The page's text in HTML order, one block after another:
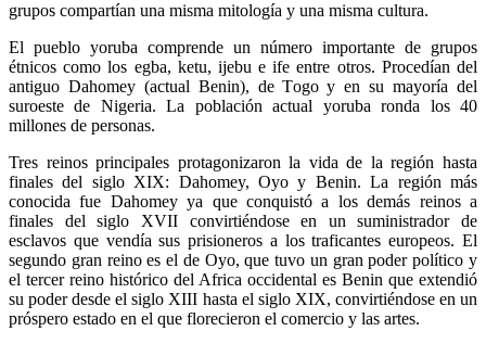
grupos compartían una misma mitología y una misma cultura.
El pueblo yoruba comprende un número importante de grupos
étnicos como los egba, ketu, ijebu e ife entre otros. Procedían del
antiguo Dahomey (actual Benin), de Togo y en su mayoría del
suroeste de Nigeria. La población actual yoruba ronda los 40
millones de personas.
Tres reinos principales protagonizaron la vida de la región hasta
finales del siglo XIX: Dahomey, Oyo y Benin. La región más
conocida fue Dahomey ya que conquistó a los demás reinos a
finales del siglo XVII convirtiéndose en un suministrador de
esclavos que vendía sus prisioneros a los traficantes europeos. El
segundo gran reino es el de Oyo, que tuvo un gran poder político y
el tercer reino histórico del Africa occidental es Benin que extendió
su poder desde el siglo XIII hasta el siglo XIX, convirtiéndose en un
próspero estado en el que florecieron el comercio y las artes.